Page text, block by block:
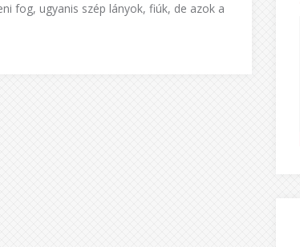
fog, ugyanis szép lányok, fiúk, de azok a